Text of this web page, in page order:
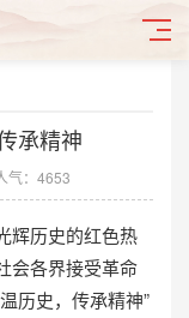
承精神
气：4653
辉历史的红色热
会各界接受革命
历史，传承精神”